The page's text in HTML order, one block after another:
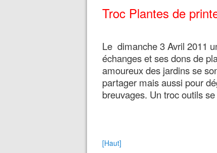
Troc Plantes de
Le dimanche 3 Avril 2011
échanges et ses dons de
amoureux des jardins se
partager mais aussi pour
breuvages. Un troc outils
[Haut]